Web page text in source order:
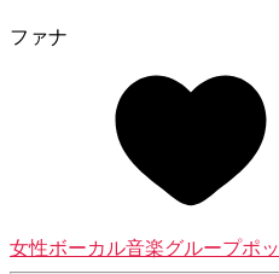
ファナ
女性ボーカル音楽グループポ